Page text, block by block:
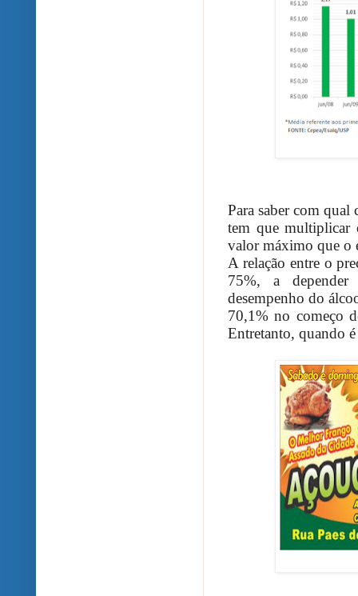
Para saber com qual
tem que multiplicar
valor máximo que o
A relação entre o
75%, a
desempenho do
70,1% no começo
Entretanto, quando